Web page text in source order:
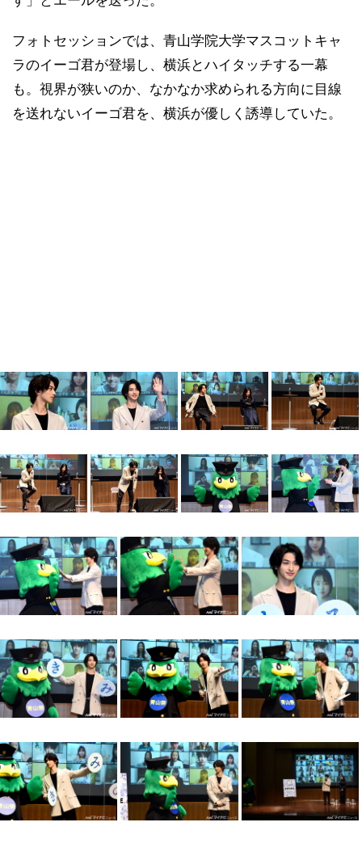
フォトセッションでは、青山学院大学マスコットキャ
ラのイーゴ君が登場し、横浜とハイタッチする一幕
も。視界が狭いのか、なかなか求められる方向に目線
を送れないイーゴ君を、横浜が優しく誘導していた。